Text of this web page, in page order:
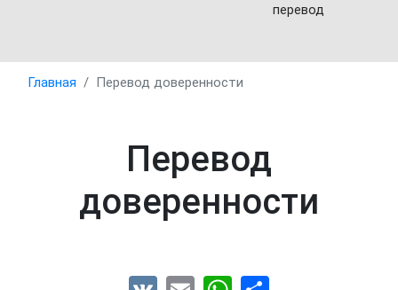
перевод
Главная Перевод доверенности
Перевод
доверенности